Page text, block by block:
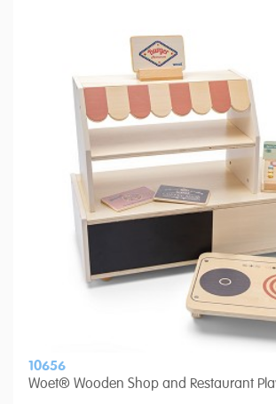
10656
Woet® Wooden Shop and Restaurant